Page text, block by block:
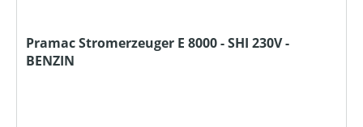
Pramac Stromerzeuger E 8000 - SHI 230V -
BENZIN